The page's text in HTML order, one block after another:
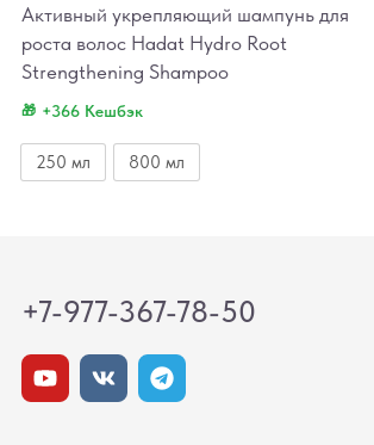
Активный укрепляющий шампунь для
роста волос Hadat Hydro Root
Strengthening Shampoo
+366 Кешбэк
250 мл 800 мл
+7-977-367-78-50